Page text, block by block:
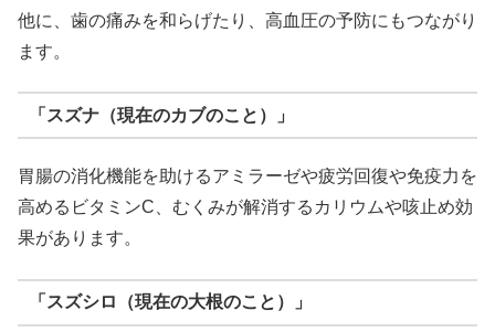
他に、歯の痛みを和らげたり、高血圧の予防にもつながり
ます。
「スズナ（現在のカブのこと）」
胃腸の消化機能を助けるアミラーゼや疲労回復や免疫力を
高めるビタミンC、むくみが解消するカリウムや咳止め効
果があります。
「スズシロ（現在の大根のこと）」